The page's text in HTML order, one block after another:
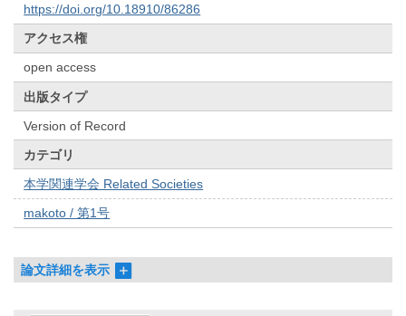
https://doi.org/10.18910/86286
アクセス権
open access
出版タイプ
Version of Record
カテゴリ
本学関連学会 Related Societies
makoto / 第1号
論文詳細を表示